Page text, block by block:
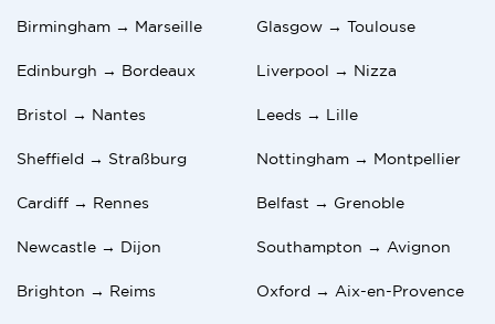
Birmingham → Marseille Glasgow → Toulouse
Edinburgh → Bordeaux Liverpool → Nizza
Bristol → Nantes Leeds → Lille
Sheffield → Straßburg Nottingham → Montpellier
Cardiff → Rennes Belfast → Grenoble
Newcastle → Dijon Southampton → Avignon
Brighton → Reims Oxford → Aix-en-Provence